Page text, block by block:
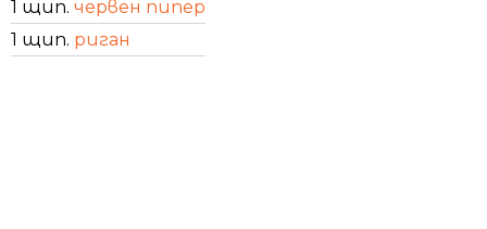
1 щип. червен пипер
1 щип. риган